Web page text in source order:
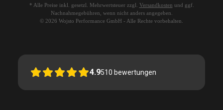
* Alle Preise inkl. gesetzl. Mehrwertsteuer zzgl. Versandkosten und ggf.
Nachnahmegebühren, wenn nicht anders angegeben.
© 2026 Wojsto Performance GmbH - Alle Rechte vorbehalten.
4.9510 bewertungen